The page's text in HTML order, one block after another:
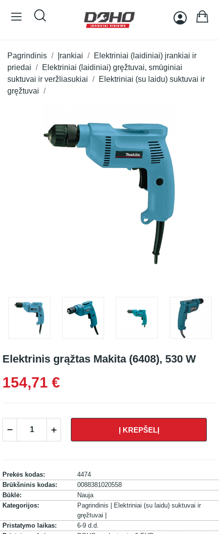
Pagrindinis Įrankiai
Elektriniai (laidiniai) įrankiai ir
priedai
Elektriniai (laidiniai) gręžtuvai, smūginiai
suktuvai ir veržliasukiai
Elektriniai (su laidu) suktuvai ir
gręžtuvai
Elektrinis grąžtas Makita (6408), 530 W
154,71 €
Į KREPŠELĮ
Prekės kodas:
4474
Brūkšninis kodas:
0088381020558
Būklė:
Nauja
Kategorijos:
Pagrindinis |
Elektriniai (su laidu) suktuvai ir
gręžtuvai |
Pristatymo laikas:
6-9 d.d.